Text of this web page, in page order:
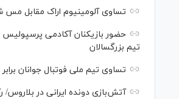
تساوی آلومینیوم اراک مقابل مس
حضور بازیکنان آکادمی پرسپولیس
تیم بزرگسالان
تساوی تیم ملی فوتبال جوانان